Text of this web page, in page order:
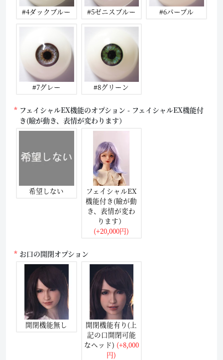
#4ダックブルー #5ゼニスブルー #6パープル
#7グレー #8グリーン
フェイシャルEX機能のオプション - フェイシャルEX機能付
き(瞼が動き、表情が変わります）
希望しない
フェイシャルEX
機能付き(瞼が動
き、表情が変わ
ります）
(+20,000円)
お口の開閉オプション
開閉機能無し
開閉機能有り(上
記の口開閉可能
なヘッド) (+8,000
円)